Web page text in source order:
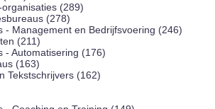
(289)
(278)
- Management en Bedrijfsvoering (246)
(211)
- Automatisering (176)
(163)
Tekstschrijvers (162)